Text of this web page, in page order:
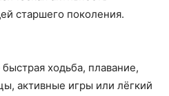
старшего поколения.
ходьба, плавание,
активные игры или лёгкий